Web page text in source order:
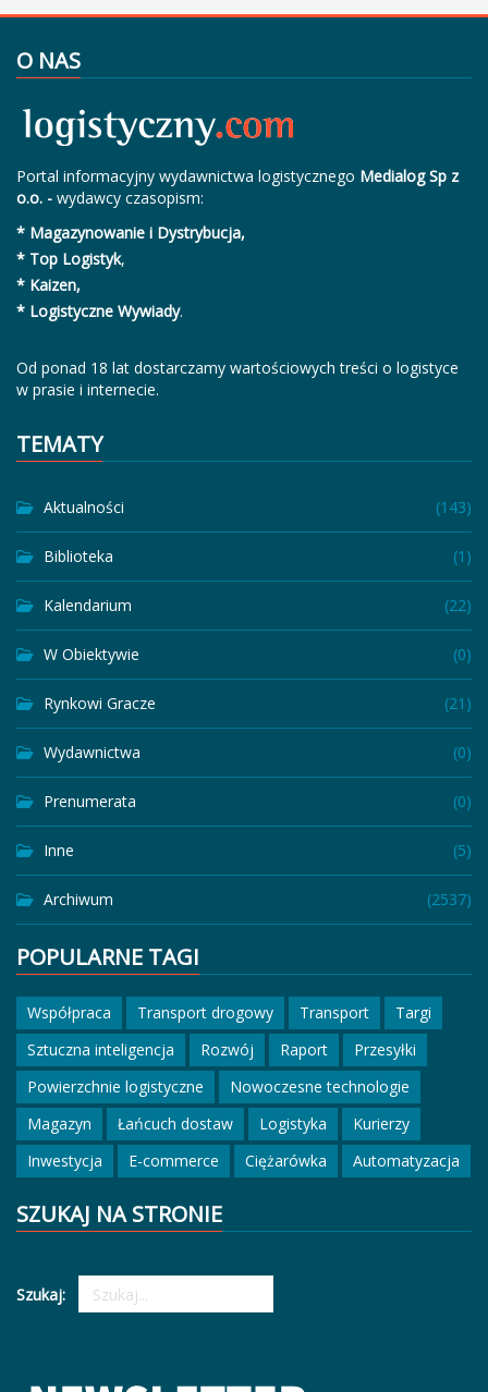
O NAS
Portal informacyjny wydawnictwa logistycznego Medialog Sp z
o.o. - wydawcy czasopism:
* Magazynowanie i Dystrybucja,
* Top Logistyk,
* Kaizen,
* Logistyczne Wywiady.
Od ponad 18 lat dostarczamy wartościowych treści o logistyce
w prasie i internecie.
TEMATY
Aktualności (143)
Biblioteka (1)
Kalendarium (22)
W Obiektywie (0)
Rynkowi Gracze (21)
Wydawnictwa (0)
Prenumerata (0)
Inne (5)
Archiwum (2537)
POPULARNE TAGI
Współpraca Transport drogowy Transport
Targi
Sztuczna inteligencja
Rozwój Raport
Przesyłki
Powierzchnie logistyczne
Nowoczesne technologie
Magazyn
Łańcuch dostaw Logistyka
Kurierzy
Inwestycja
E-commerce Ciężarówka Automatyzacja
SZUKAJ NA STRONIE
Szukaj: